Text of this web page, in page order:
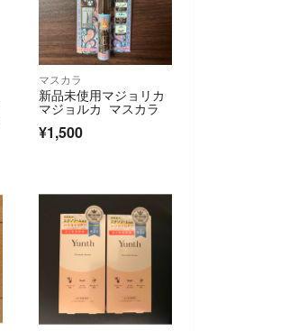
マスカラ
新品未使用マジョリカ
マジョルカ マスカラ
¥1,500